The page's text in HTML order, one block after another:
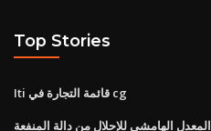
Top Stories
Iti قائمة التجارة في cg
المعدل الهامشي للإحلال من دالة المنفعة